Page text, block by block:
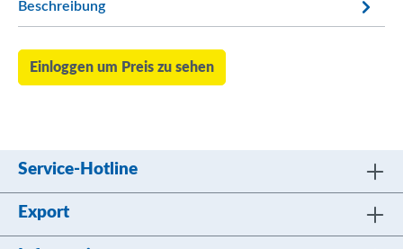
Beschreibung
Einloggen um Preis zu sehen
Service-Hotline
Export